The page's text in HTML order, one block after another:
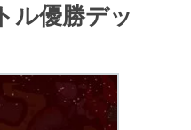
ル優勝デッ